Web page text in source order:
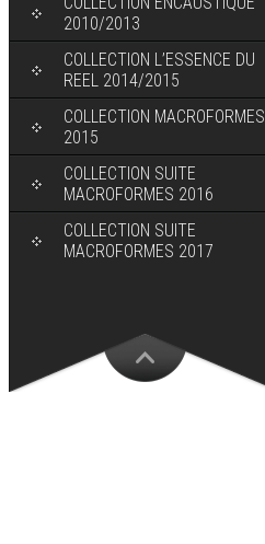
2010/2013
COLLECTION L’ESSENCE DU
REEL 2014/2015
COLLECTION MACROFORMES
2015
COLLECTION SUITE
MACROFORMES 2016
COLLECTION SUITE
MACROFORMES 2017